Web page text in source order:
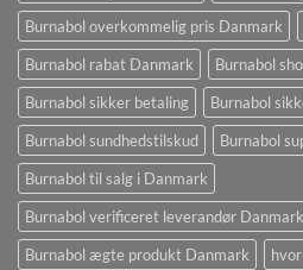
Burnabol overkommelig pris Danmark
Burnabol rabat Danmark
Burnabol
Burnabol sikker betaling
Burnabol
Burnabol sundhedstilskud
Burnabol
Burnabol til salg i Danmark
Burnabol verificeret leverandør Danmark
Burnabol ægte produkt Danmark